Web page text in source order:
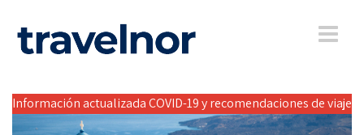
Información actualizada COVID-19 y recomendaciones de viaje